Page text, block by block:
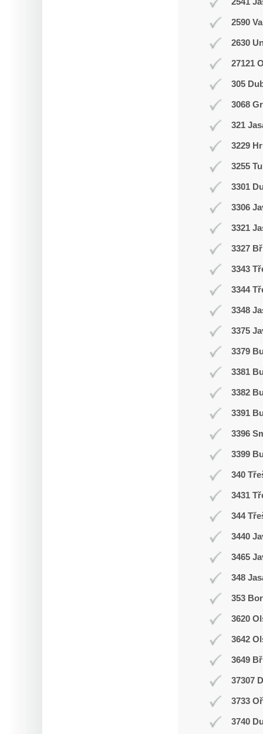
2590
2630
27121
305
3068
321
3229
3255
3301
3306
3321
3327
3343
3344
3348
3375
3379
3381
3382
3391
3396
3399
340
3431
344
3440
3465
348
353
3620
3642
3649
37307
3733
3740